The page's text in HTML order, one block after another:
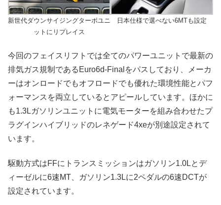
新世代ダウンサイジングターボユニ
ットにリプレイス
日本仕様で選べない6MTも設定
今回のフェイスリフトでは全てのパワーユニットで最新の
排気ガス規制であるEuro6d-Finalをパスしており、メーカ
ーはオンロードでもオフロードでも優れた環境性能とパフ
ォーマンスを両立しているとアピールしています。ほかに
も1.3Lガソリンユニットに電気モーターを組み合わせたプ
ラグインハイブリッドのレネゲード4xeが別途設定されて
います。
駆動方式はFFにトランスミッションはガソリン1.0Lとデ
ィーゼルに6速MT、ガソリン1.3Lに2ペダルの6速DCTが
設定されています。